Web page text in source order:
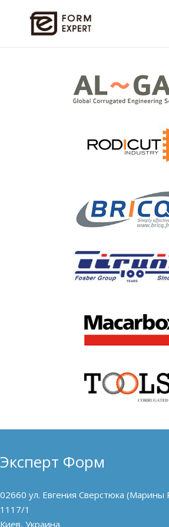
Эксперт Форм
02660 ул. Евгения Сверстюка (Марины
1117/1
Киев, Украина